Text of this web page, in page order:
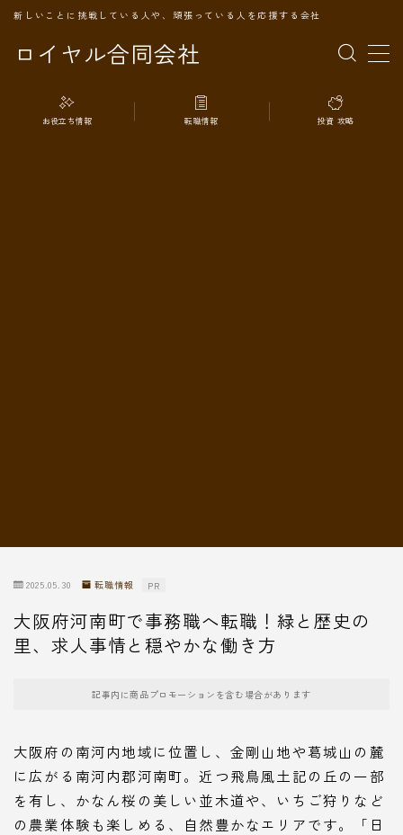
ロイヤル合同会社
新しいことに挑戦している人や、頑張っている人を応援する会社
MENU
TOPページ
お役立ち情報 転職情報 投資 攻略
2025.05.30 転職情報 PR
大阪府河南町で事務職へ転職！緑と歴史の
里、求人事情と穏やかな働き方
記事内に商品プロモーションを含む場合があります
大阪府の南河内地域に位置し、金剛山地や葛城山の麓
に広がる南河内郡河南町。近つ飛鳥風土記の丘の一部
を有し、かなん桜の美しい並木道や、いちご狩りなど
の農業体験も楽しめる、自然豊かなエリアです。「日